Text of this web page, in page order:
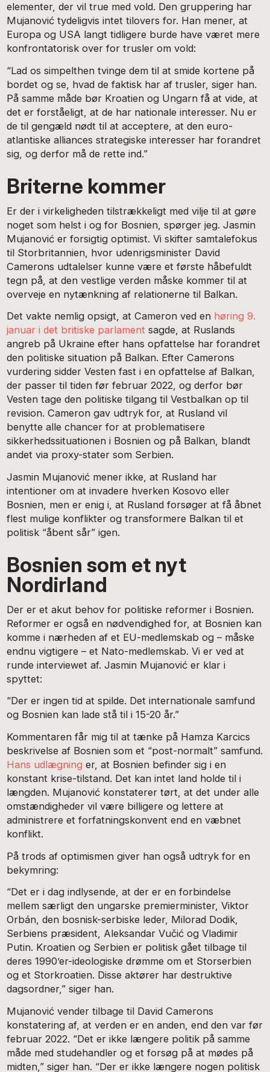
elementer, der vil true med vold. Den gruppering har
Mujanović tydeligvis intet tilovers for. Han mener, at
Europa og USA langt tidligere burde have været mere
konfrontatorisk over for trusler om vold:
“Lad os simpelthen tvinge dem til at smide kortene på
bordet og se, hvad de faktisk har af trusler, siger han.
På samme måde bør Kroatien og Ungarn få at vide, at
det er forståeligt, at de har nationale interesser. Nu er
de til gengæld nødt til at acceptere, at den euro-
atlantiske alliances strategiske interesser har forandret
sig, og derfor må de rette ind.”
Briterne kommer
Er der i virkeligheden tilstrækkeligt med vilje til at gøre
noget som helst i og for Bosnien, spørger jeg. Jasmin
Mujanović er forsigtig optimist. Vi skifter samtalefokus
til Storbritannien, hvor udenrigsminister David
Camerons udtalelser kunne være et første håbefuldt
tegn på, at den vestlige verden måske kommer til at
overveje en nytænkning af relationerne til Balkan.
Det vakte nemlig opsigt, at Cameron ved en høring 9.
januar i det britiske parlament sagde, at Ruslands
angreb på Ukraine efter hans opfattelse har forandret
den politiske situation på Balkan. Efter Camerons
vurdering sidder Vesten fast i en opfattelse af Balkan,
der passer til tiden før februar 2022, og derfor bør
Vesten tage den politiske tilgang til Vestbalkan op til
revision. Cameron gav udtryk for, at Rusland vil
benytte alle chancer for at problematisere
sikkerhedssituationen i Bosnien og på Balkan, blandt
andet via proxy-stater som Serbien.
Jasmin Mujanović mener ikke, at Rusland har
intentioner om at invadere hverken Kosovo eller
Bosnien, men er enig i, at Rusland forsøger at få åbnet
flest mulige konflikter og transformere Balkan til et
politisk “åbent sår” igen.
Bosnien som et nyt
Nordirland
Der er et akut behov for politiske reformer i Bosnien.
Reformer er også en nødvendighed for, at Bosnien kan
komme i nærheden af et EU-medlemskab og – måske
endnu vigtigere – et Nato-medlemskab. Vi er ved at
runde interviewet af. Jasmin Mujanović er klar i
spyttet:
“Der er ingen tid at spilde. Det internationale samfund
og Bosnien kan lade stå til i 15-20 år.”
Kommentaren får mig til at tænke på Hamza Karcics
beskrivelse af Bosnien som et “post-normalt” samfund.
Hans udlægning er, at Bosnien befinder sig i en
konstant krise-tilstand. Det kan intet land holde til i
længden. Mujanović konstaterer tørt, at det under alle
omstændigheder vil være billigere og lettere at
administrere et forfatningskonvent end en væbnet
konflikt.
På trods af optimismen giver han også udtryk for en
bekymring:
“Det er i dag indlysende, at der er en forbindelse
mellem særligt den ungarske premierminister, Viktor
Orbán, den bosnisk-serbiske leder, Milorad Dodik,
Serbiens præsident, Aleksandar Vučić og Vladimir
Putin. Kroatien og Serbien er politisk gået tilbage til
deres 1990’er-ideologiske drømme om et Storserbien
og et Storkroatien. Disse aktører har destruktive
dagsordner,” siger han.
Mujanović vender tilbage til David Camerons
konstatering af, at verden er en anden, end den var før
februar 2022. “Det er ikke længere politik på samme
måde med studehandler og et forsøg på at mødes på
midten,” siger han. “Der er ikke længere nogen politisk